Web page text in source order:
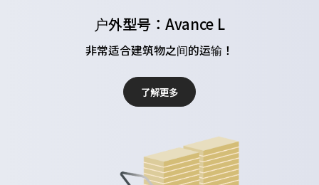
户外型号：Avance L
非常适合建筑物之间的运输！
了解更多